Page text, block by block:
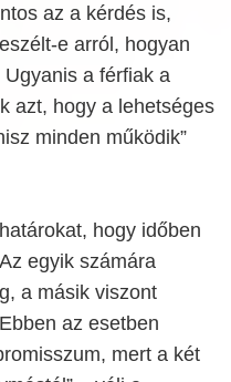
az a kérdés is,
e arról, hogyan
a férfiak a
azt, hogy a lehetséges
minden működik”
hogy időben
egyik számára
a másik viszont
az esetben
mert a két